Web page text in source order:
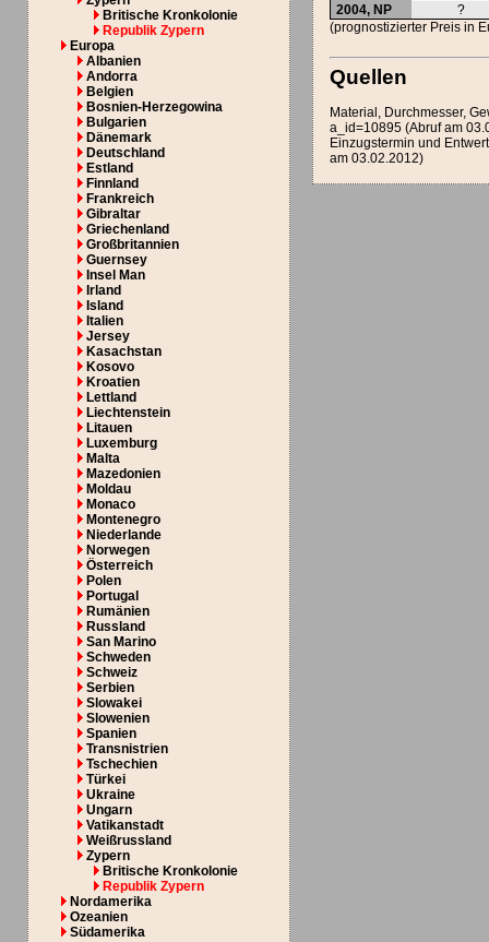
Britische Kronkolonie
Republik Zypern
Europa
Albanien
Andorra
Belgien
Bosnien-Herzegowina
Bulgarien
Dänemark
Deutschland
Estland
Finnland
Frankreich
Gibraltar
Griechenland
Großbritannien
Guernsey
Insel Man
Irland
Island
Italien
Jersey
Kasachstan
Kosovo
Kroatien
Lettland
Liechtenstein
Litauen
Luxemburg
Malta
Mazedonien
Moldau
Monaco
Montenegro
Niederlande
Norwegen
Österreich
Polen
Portugal
Rumänien
Russland
San Marino
Schweden
Schweiz
Serbien
Slowakei
Slowenien
Spanien
Transnistrien
Tschechien
Türkei
Ukraine
Ungarn
Vatikanstadt
Weißrussland
Zypern
Britische Kronkolonie
Republik Zypern
Nordamerika
Ozeanien
Südamerika
2004, NP
?
(prognostizierter Preis in
Quellen
Material, Durchmesser,
a_id=10895 (Abruf am
Einzugstermin und
am 03.02.2012)